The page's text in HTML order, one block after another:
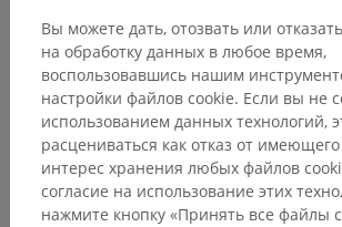
Вы можете дать, отозвать или
на обработку данных в любое время,
воспользовавшись нашим
настройки файлов cookie. Если вы не
использованием данных технологий,
расцениваться как отказ от
интерес хранения любых файлов
согласие на использование этих
нажмите кнопку «Принять все файлы